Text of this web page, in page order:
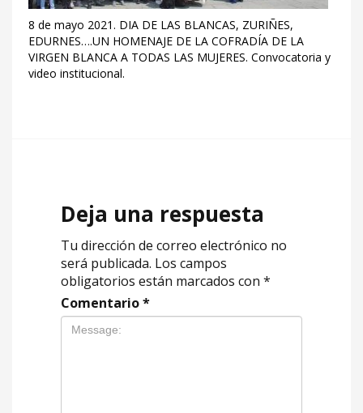
8 de mayo 2021. DIA DE LAS BLANCAS, ZURIÑES,
EDURNES….UN HOMENAJE DE LA COFRADÍA DE LA
VIRGEN BLANCA A TODAS LAS MUJERES. Convocatoria y
video institucional.
Deja una respuesta
Tu dirección de correo electrónico no
será publicada. Los campos
obligatorios están marcados con *
Comentario*